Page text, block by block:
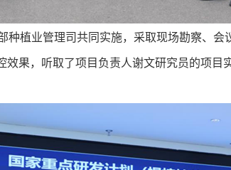
种植业管理司共同实施，采取现场勘察、
果，听取了项目负责人谢文研究员的项